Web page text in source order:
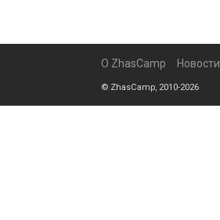
О ZhasCamp Новости
© ZhasCamp, 2010-2026